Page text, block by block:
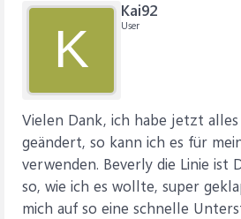
K
Kai92
User
Vielen Dank, ich habe jetzt alles
geändert, so kann ich es für
verwenden. Beverly die Linie ist
so, wie ich es wollte, super
mich auf so eine schnelle